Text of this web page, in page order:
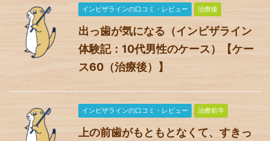
インビザラインの口コミ・レビュー 治療後
出っ歯が気になる（インビザライン
体験記：10代男性のケース）【ケー
ス60（治療後）】
インビザラインの口コミ・レビュー 治療前半
上の前歯がもともとなくて、すきっ